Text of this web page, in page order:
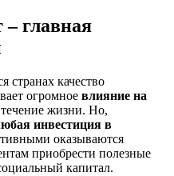
– главная
странах качество
огромное влияние на
жизни. Но,
инвестиция в
оказываются
приобрести полезные
капитал.